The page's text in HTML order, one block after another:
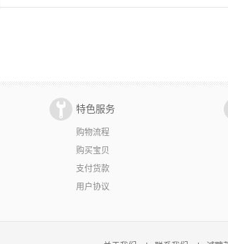
特色服务
购物流程
购买宝贝
支付货款
用户协议